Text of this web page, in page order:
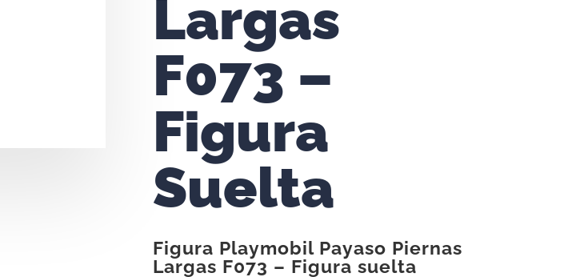
Largas
F073 –
Figura
Suelta
Figura Playmobil Payaso Piernas
Largas F073 – Figura suelta